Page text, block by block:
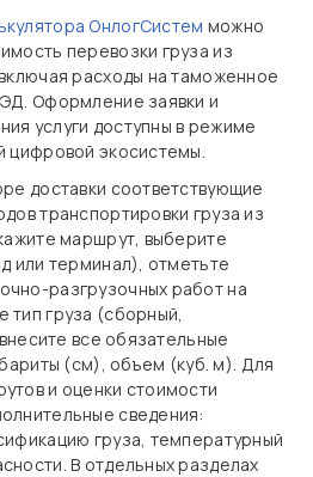
ОнлогСистем можно
перевозки груза из
расходы на таможенное
Оформление заявки и
услуги доступны в режиме
цифровой экосистемы.
доставки соответствующие
транспортировки груза из
маршрут, выберите
или терминал), отметьте
работ на
тип груза (сборный,
все обязательные
(см), объем (куб. м). Для
и оценки стоимости
сведения:
груза, температурный
В отдельных разделах